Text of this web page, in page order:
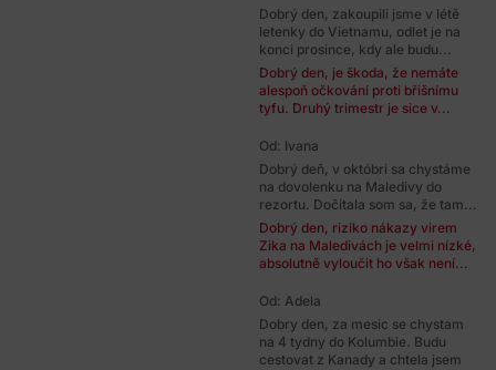
Dobrý den, zakoupili jsme v létě
letenky do Vietnamu, odlet je na
konci prosince, kdy ale budu...
Dobrý den, je škoda, že nemáte
alespoň očkování proti břišnímu
tyfu. Druhý trimestr je sice v...
Od: Ivana
Dobrý deň, v októbri sa chystáme
na dovolenku na Maledivy do
rezortu. Dočítala som sa, že tam...
Dobrý den, riziko nákazy virem
Zika na Maledivách je velmi nízké,
absolutně vyloučit ho však není...
Od: Adela
Dobry den, za mesic se chystam
na 4 tydny do Kolumbie. Budu
cestovat z Kanady a chtela jsem